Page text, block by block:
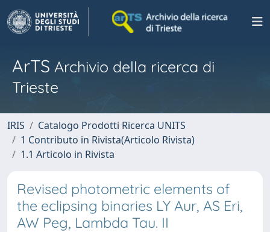
ArTS Archivio della ricerca di
Trieste
IRIS
Catalogo Prodotti Ricerca UNITS
1 Contributo in Rivista(Articolo Rivista)
1.1 Articolo in Rivista
Revised photometric elements of
the eclipsing binaries LY Aur, AS Eri,
AW Peg, Lambda Tau. II